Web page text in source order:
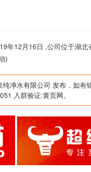
年12月16日 ,公司位于湖
)
纯净水有限公司 发布，如有
入群验证:黄页网。